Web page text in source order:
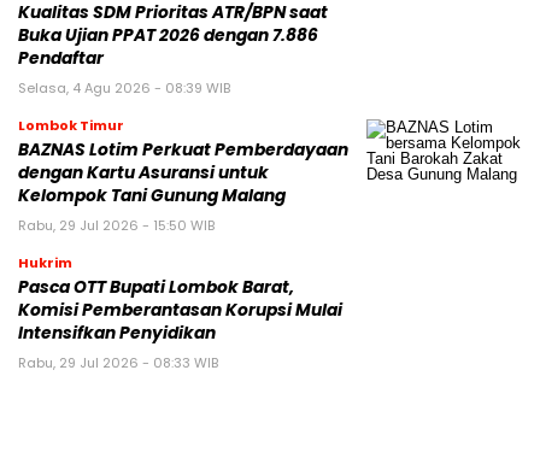
Kualitas SDM Prioritas ATR/BPN saat
Buka Ujian PPAT 2026 dengan 7.886
Pendaftar
Selasa, 4 Agu 2026 - 08:39 WIB
Lombok Timur
BAZNAS Lotim Perkuat Pemberdayaan
dengan Kartu Asuransi untuk
Kelompok Tani Gunung Malang
Rabu, 29 Jul 2026 - 15:50 WIB
Hukrim
Pasca OTT Bupati Lombok Barat,
Komisi Pemberantasan Korupsi Mulai
Intensifkan Penyidikan
Rabu, 29 Jul 2026 - 08:33 WIB